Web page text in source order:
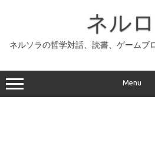
ッ
プ
ネル
ネルソラの哲学対話、読書、ゲームブ
Menu